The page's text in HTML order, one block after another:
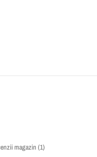
magazin (1)